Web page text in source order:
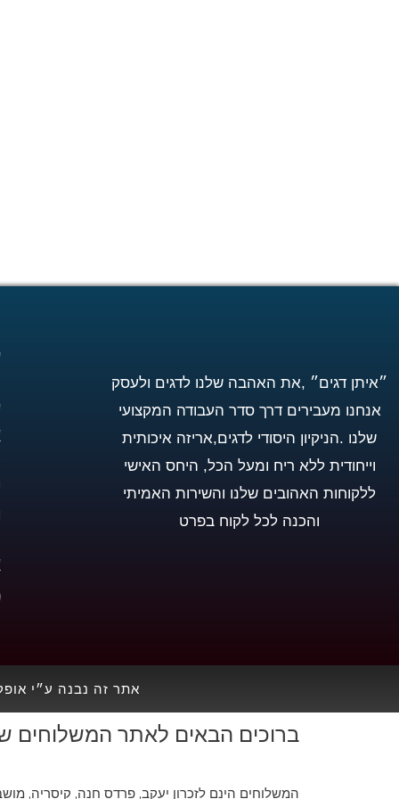
״איתן דגים״ ,את האהבה שלנו לדגים ולעסק
אנחנו מעבירים דרך סדר העבודה המקצועי
שלנו .הניקיון היסודי לדגים,אריזה איכותית
וייחודית ללא ריח ומעל הכל, היחס האישי
ללקוחות האהובים שלנו והשירות האמיתי
והכנה לכל לקוח בפרט
אתר זה נבנה ע״י
ברוכים הבאים לאתר המשלוחים
המשלוחים הינם לזכרון יעקב, פרדס חנה, קיסריה,